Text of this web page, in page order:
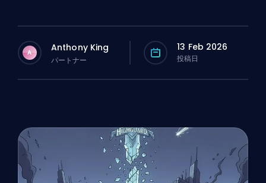
A Anthony King
パートナー
13 Feb 2026
投稿日